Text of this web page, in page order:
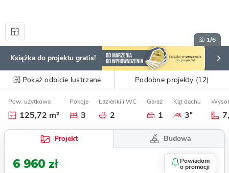
1/6
Książka do projektu gratis!
Pokaż odbicie lustrzane Podobne projekty (12)
Pow. użytkowa
125,72 m²
Pokoje
3
Łazienki i WC
2
Garaż
1
Kąt dachu
3°
Projekt Budowa
6 960 zł Powiadom
o promocji